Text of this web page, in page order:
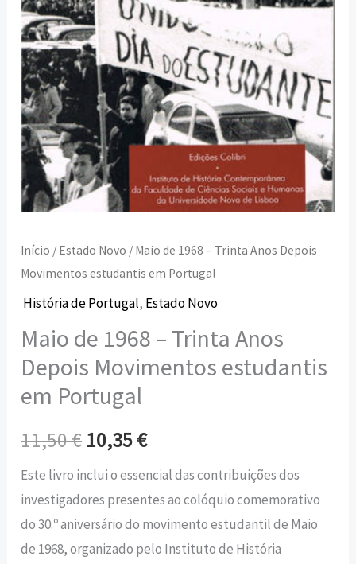
Início / Estado Novo / Maio de 1968 – Trinta Anos Depois
Movimentos estudantis em Portugal
História de Portugal, Estado Novo
Maio de 1968 – Trinta Anos
Depois Movimentos estudantis
em Portugal
11,50€ 10,35€
Este livro inclui o essencial das contribuições dos
investigadores presentes ao colóquio comemorativo
do 30.º aniversário do movimento estudantil de Maio
de 1968, organizado pelo Instituto de História
estudantis
em
Portugal